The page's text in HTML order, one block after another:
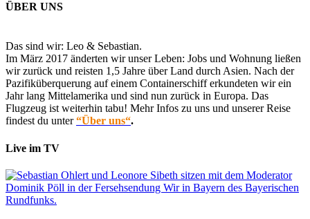
ÜBER UNS
Das sind wir: Leo & Sebastian.
Im März 2017 änderten wir unser Leben: Jobs und Wohnung ließen
wir zurück und reisten 1,5 Jahre über Land durch Asien. Nach der
Pazifiküberquerung auf einem Containerschiff erkundeten wir ein
Jahr lang Mittelamerika und sind nun zurück in Europa. Das
Flugzeug ist weiterhin tabu! Mehr Infos zu uns und unserer Reise
findest du unter“Über uns“.
Live im TV